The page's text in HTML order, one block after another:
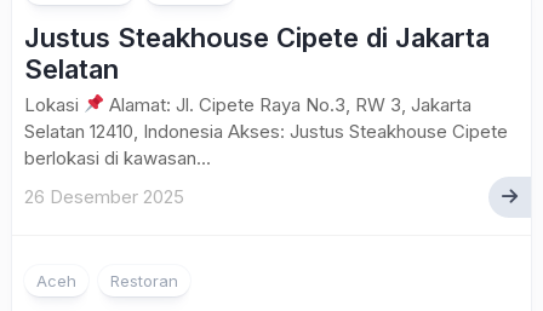
Justus Steakhouse Cipete di Jakarta
Selatan
Lokasi
Alamat: Jl. Cipete Raya No.3, RW 3, Jakarta
Selatan 12410, Indonesia Akses: Justus Steakhouse Cipete
berlokasi di kawasan...
26 Desember 2025
Aceh Restoran